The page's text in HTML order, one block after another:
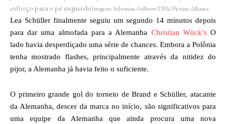
esforço para o pé esquerdoImagem: Sebastian Gollnow/DPA/Picture Alliance
Lea Schüller finalmente seguiu um segundo 14 minutos depois
para dar uma almofada para a Alemanha Christian Wück’sO
lado havia desperdiçado uma série de chances. Embora a Polônia
tenha mostrado flashes, principalmente através da nitidez do
pijor, a Alemanha já havia feito o suficiente.
O primeiro grande gol do torneio de Brand e Schüller, atacante
da Alemanha, descer da marca no início, são significativos para
uma equipe da Alemanha que ainda procura uma nova